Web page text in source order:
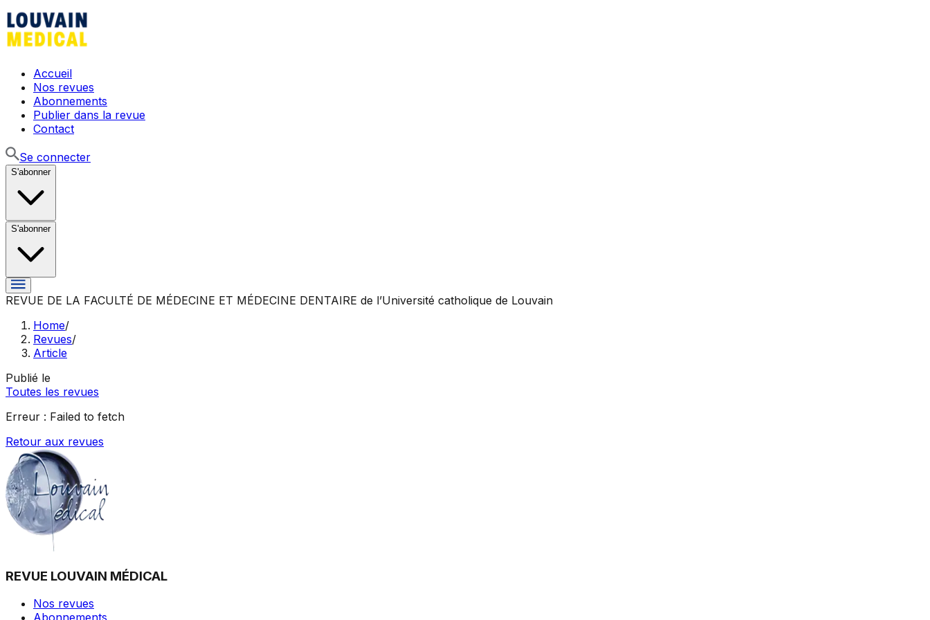
Accueil
Nos revues
Abonnements
Publier dans la revue
Contact
Se connecter
S'abonner
S'abonner
REVUE DE LA FACULTÉ DE MÉDECINE ET MÉDECINE DENTAIRE de l’Université catholique de Louvain
Home/
Revues/
Article
Publié le
Toutes les revues
Erreur : Failed to fetch
Retour aux revues
REVUE LOUVAIN MÉDICAL
Nos revues